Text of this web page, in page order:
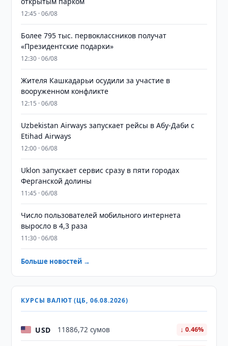
12:45 · 06/08
Более 795 тыс. первоклассников получат
«Президентские подарки»
12:30 · 06/08
Жителя Кашкадарьи осудили за участие в
вооруженном конфликте
12:15 · 06/08
Uzbekistan Airways запускает рейсы в Абу-Даби с
Etihad Airways
12:00 · 06/08
Uklon запускает сервис сразу в пяти городах
Ферганской долины
11:45 · 06/08
Число пользователей мобильного интернета
выросло в 4,3 раза
11:30 · 06/08
Больше новостей →
КУРСЫ ВАЛЮТ (ЦБ, 06.08.2026)
USD 11886,72 сумов ↓ 0.46%